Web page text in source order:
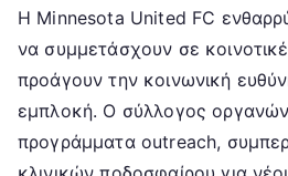
Η Minnesota United FC
να συμμετάσχουν σε
προάγουν την κοινωνική
εμπλοκή. Ο σύλλογος
προγράμματα outreach,